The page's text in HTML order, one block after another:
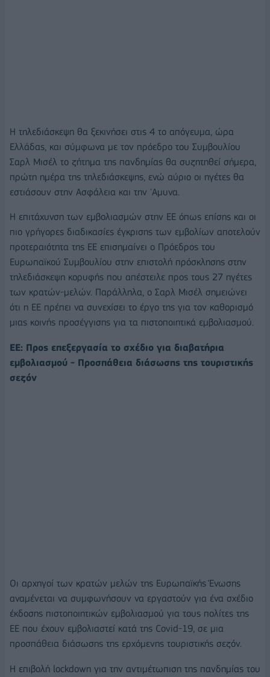
Η τηλεδιάσκεψη θα ξεκινήσει στις 4 το απόγευμα, ώρα
Ελλάδας, και σύμφωνα με τον πρόεδρο του Συμβουλίου
Σαρλ Μισέλ το ζήτημα της πανδημίας θα συζητηθεί σήμερα,
πρώτη ημέρα της τηλεδιάσκεψης, ενώ αύριο οι ηγέτες θα
εστιάσουν στην Ασφάλεια και την 'Αμυνα.
Η επιτάχυνση των εμβολιασμών στην ΕΕ όπως επίσης και οι
πιο γρήγορες διαδικασίες έγκρισης των εμβολίων αποτελούν
προτεραιότητα της ΕΕ επισημαίνει ο Πρόεδρος του
Ευρωπαϊκού Συμβουλίου στην επιστολή πρόσκλησης στην
τηλεδιάσκεψη κορυφής που απέστειλε προς τους 27 ηγέτες
των κρατών-μελών. Παράλληλα, ο Σαρλ Μισέλ σημειώνει
ότι η ΕΕ πρέπει να συνεχίσει το έργο της για τον καθορισμό
μιας κοινής προσέγγισης για τα πιστοποιητικά εμβολιασμού.
ΕΕ: Προς επεξεργασία το σχέδιο για διαβατήρια
εμβολιασμού - Προσπάθεια διάσωσης της τουριστικής
σεζόν
Οι αρχηγοί των κρατών μελών της Ευρωπαϊκής Ένωσης
αναμένεται να συμφωνήσουν να εργαστούν για ένα σχέδιο
έκδοσης πιστοποιητικών εμβολιασμού για τους πολίτες της
ΕΕ που έχουν εμβολιαστεί κατά της Covid-19, σε μια
προσπάθεια διάσωσης της ερχόμενης τουριστικής σεζόν.
Η επιβολή lockdown για την αντιμέτωπιση της πανδημίας του